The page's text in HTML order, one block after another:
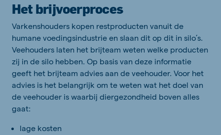
Het brijvoerproces
Varkenshouders kopen restproducten vanuit de
humane voedingsindustrie en slaan dit op dit in silo’s.
Veehouders laten het brijteam weten welke producten
zij in de silo hebben. Op basis van deze informatie
geeft het brijteam advies aan de veehouder. Voor het
advies is het belangrijk om te weten wat het doel van
de veehouder is waarbij diergezondheid boven alles
gaat:
lage kosten